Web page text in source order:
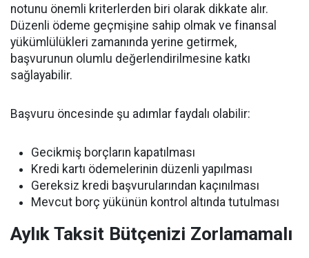
notunu önemli kriterlerden biri olarak dikkate alır.
Düzenli ödeme geçmişine sahip olmak ve finansal
yükümlülükleri zamanında yerine getirmek,
başvurunun olumlu değerlendirilmesine katkı
sağlayabilir.
Başvuru öncesinde şu adımlar faydalı olabilir:
Gecikmiş borçların kapatılması
Kredi kartı ödemelerinin düzenli yapılması
Gereksiz kredi başvurularından kaçınılması
Mevcut borç yükünün kontrol altında tutulması
Aylık Taksit Bütçenizi Zorlamamalı